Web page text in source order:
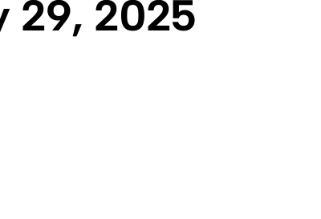
29, 2025